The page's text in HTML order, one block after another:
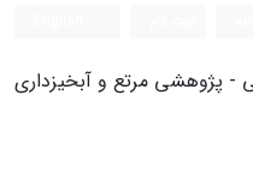
- پژوهشی مرتع و آبخیزداری